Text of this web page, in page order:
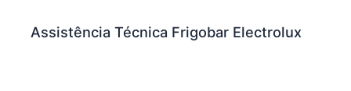
Assistência Técnica Frigobar Electrolux